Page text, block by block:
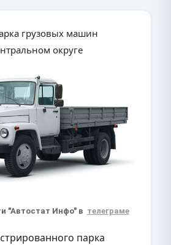
грузовых машин
округе
"Автостат Инфо" в телеграме
парка